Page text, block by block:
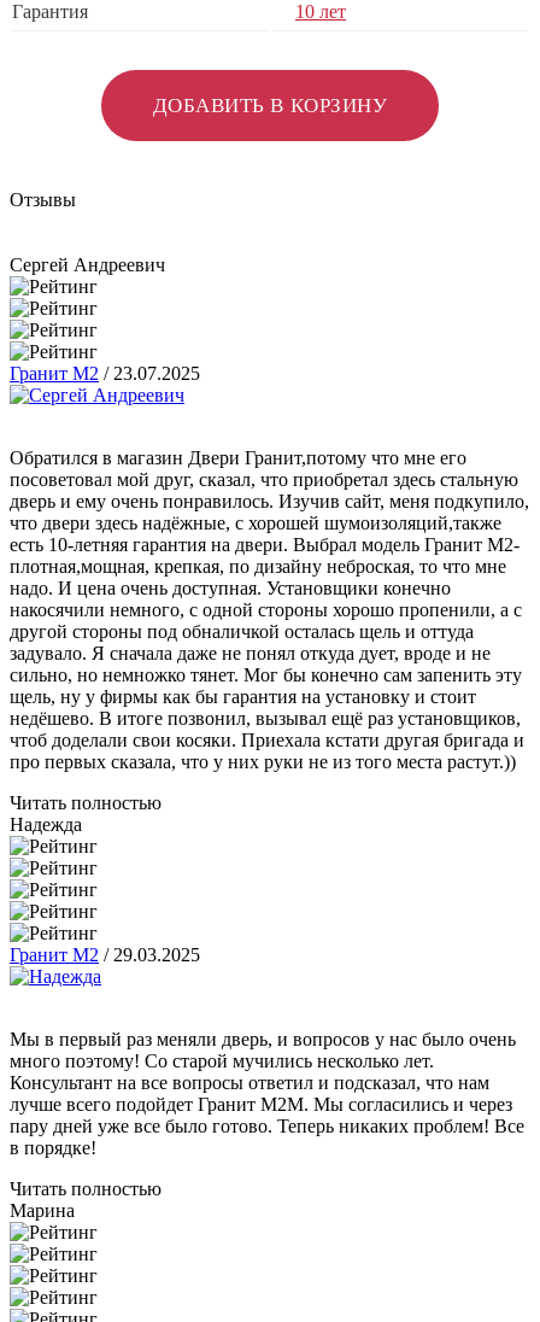
Гарантия 10 лет
ДОБАВИТЬ В КОРЗИНУ
Отзывы
Сергей Андреевич
Гранит М2 / 23.07.2025
Обратился в магазин Двери Гранит,потому что мне его
посоветовал мой друг, сказал, что приобретал здесь стальную
дверь и ему очень понравилось. Изучив сайт, меня подкупило,
что двери здесь надёжные, с хорошей шумоизоляций,также
есть 10-летняя гарантия на двери. Выбрал модель Гранит М2-
плотная,мощная, крепкая, по дизайну неброская, то что мне
надо. И цена очень доступная. Установщики конечно
накосячили немного, с одной стороны хорошо пропенили, а с
другой стороны под обналичкой осталась щель и оттуда
задувало. Я сначала даже не понял откуда дует, вроде и не
сильно, но немножко тянет. Мог бы конечно сам запенить эту
щель, ну у фирмы как бы гарантия на установку и стоит
недёшево. В итоге позвонил, вызывал ещё раз установщиков,
чтоб доделали свои косяки. Приехала кстати другая бригада и
про первых сказала, что у них руки не из того места растут.))
Читать полностью
Надежда
Гранит М2 / 29.03.2025
Мы в первый раз меняли дверь, и вопросов у нас было очень
много поэтому! Со старой мучились несколько лет.
Консультант на все вопросы ответил и подсказал, что нам
лучше всего подойдет Гранит М2М. Мы согласились и через
пару дней уже все было готово. Теперь никаких проблем! Все
в порядке!
Читать полностью
Марина